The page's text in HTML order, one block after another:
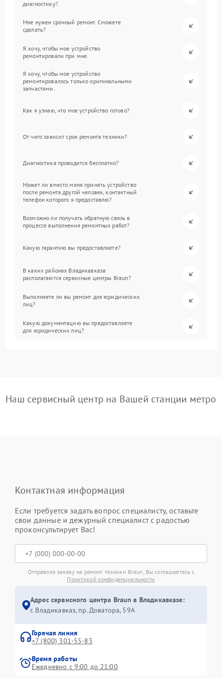
диагностику?
Мне нужен срочный ремонт. Сможете
сделать?
Я хочу, чтобы мое устройство
ремонтировали при мне.
Я хочу, чтобы мое устройство
ремонтировалось только оригинальными
запчастями.
Как я узнаю, что мое устройство готово?
От чего зависит срок ремонта техники?
Диагностика проводится бесплатно?
Может ли вместо меня принять устройство
после ремонта другой человек, контактный
телефон которого я предоставлю?
Возможно ли получать обратную связь в
процессе выполнения ремонтных работ?
Какую гарантию вы предоставляете?
В каких районах Владикавказа
располагаются сервисные центры Braun?
Выполняете ли вы ремонт для юридических
лиц?
Какую документацию вы предоставляете
для юридических лиц?
Наш сервисный центр на Вашей станции метро
Контактная информация
Если требуется задать вопрос специалисту, оставьте
свои данные и дежурный специалист с радостью
проконсультирует Вас!
Отправляя заявку на ремонт техники Braun, Вы соглашаетесь с
Политикой конфиденциальности
Адрес сервисного центра Braun в Владикавказе:
г. Владикавказ, пр. Доватора, 59А
Горячая линия
+7 (800) 301-55-83
Время работы
Ежедневно с 9:00 до 21:00